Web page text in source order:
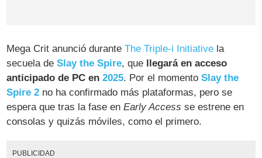
Mega Crit anunció duranteThe Triple-i Initiative la
secuela deSlay the Spire, que llegará en acceso
anticipado de PC en2025. Por el momentoSlay the
Spire 2 no ha confirmado más plataformas, pero se
espera que tras la fase enEarly Access se estrene en
consolas y quizás móviles, como el primero.
PUBLICIDAD